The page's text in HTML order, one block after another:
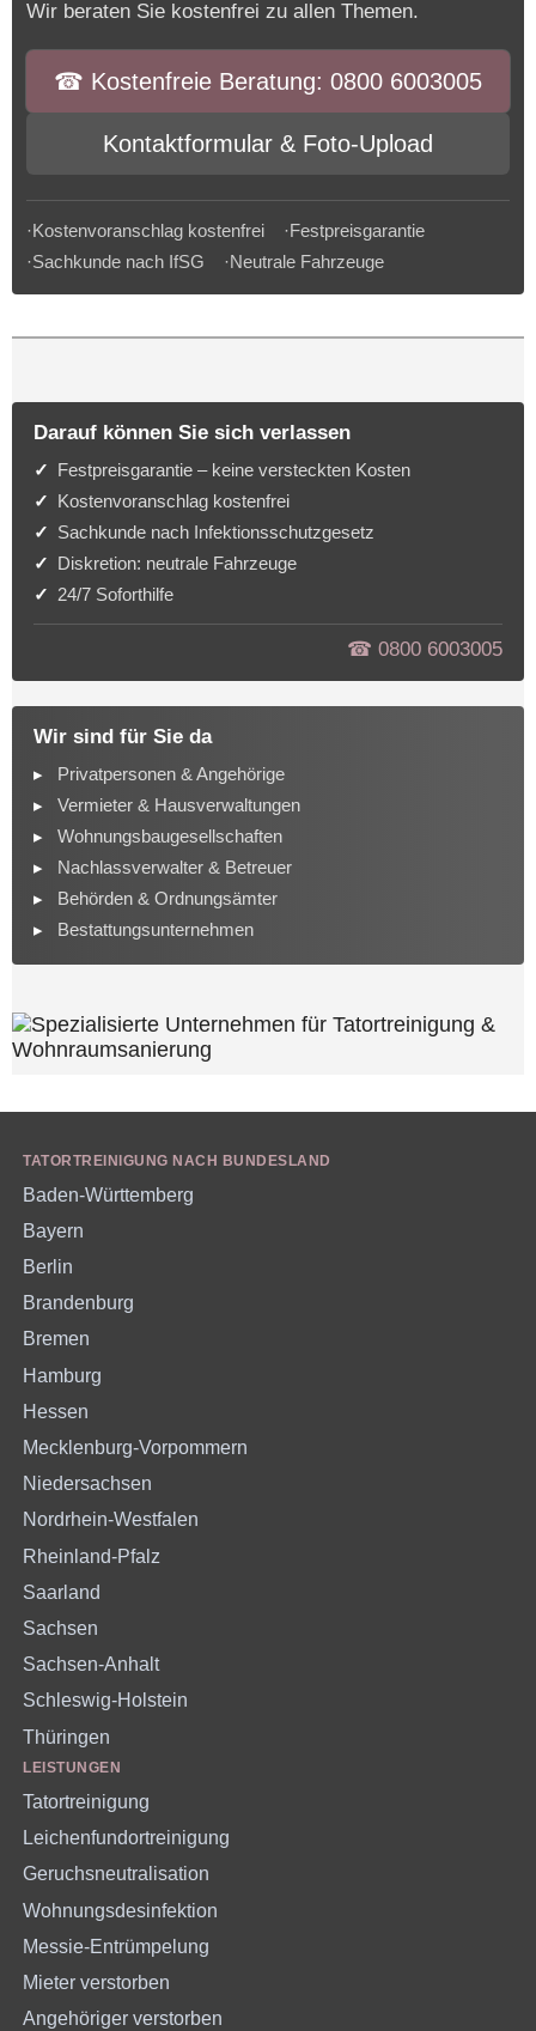
Wir beraten Sie kostenfrei zu allen Themen.
☎︎ Kostenfreie Beratung: 0800 6003005
Kontaktformular & Foto-Upload
·Kostenvoranschlag kostenfrei ·Festpreisgarantie
·Sachkunde nach IfSG ·Neutrale Fahrzeuge
Darauf können Sie sich verlassen
Festpreisgarantie – keine versteckten Kosten
Kostenvoranschlag kostenfrei
Sachkunde nach Infektionsschutzgesetz
Diskretion: neutrale Fahrzeuge
24/7 Soforthilfe
☎︎ 0800 6003005
Wir sind für Sie da
Privatpersonen & Angehörige
Vermieter & Hausverwaltungen
Wohnungsbaugesellschaften
Nachlassverwalter & Betreuer
Behörden & Ordnungsämter
Bestattungsunternehmen
TATORTREINIGUNG NACH BUNDESLAND
Baden-Württemberg
Bayern
Berlin
Brandenburg
Bremen
Hamburg
Hessen
Mecklenburg-Vorpommern
Niedersachsen
Nordrhein-Westfalen
Rheinland-Pfalz
Saarland
Sachsen
Sachsen-Anhalt
Schleswig-Holstein
Thüringen
LEISTUNGEN
Tatortreinigung
Leichenfundortreinigung
Geruchsneutralisation
Wohnungsdesinfektion
Messie-Entrümpelung
Mieter verstorben
Angehöriger verstorben